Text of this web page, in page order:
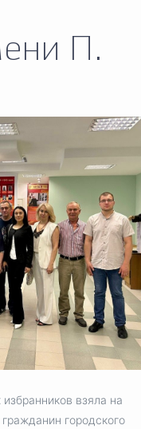
Муниципальные
палата Городского
Избирательная
Гостям Городского
Общественная
и
П.
взяла на
городского